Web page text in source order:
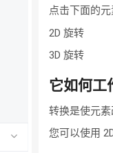
点击下面的
2D 旋转
3D 旋转
它如何工
转换是使元素
您可以使用